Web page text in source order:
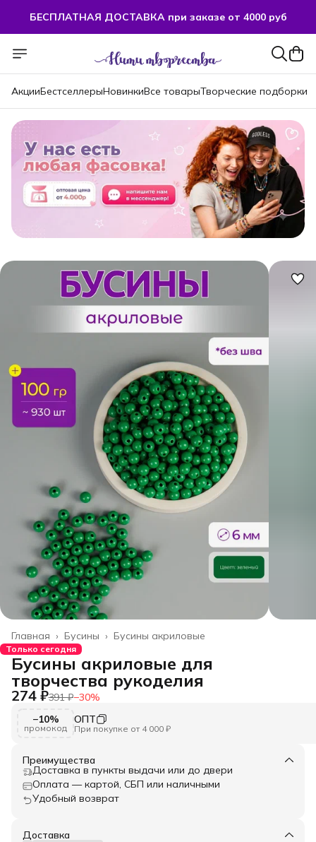
БЕСПЛАТНАЯ ДОСТАВКА при заказе от 4000 руб
АкцииБестселлерыНовинкиВсе товарыТворческие подборки
Бусины акриловые
Бусины ›
Главная ›
Только сегодня
Бусины акриловые для
творчества рукоделия
274 ₽391 ₽−30%
−10%
промокод
ОПТ
При покупке от 4 000 ₽
Преимущества
Доставка в пункты выдачи или до двери
Оплата — картой, СБП или наличными
Удобный возврат
Доставка